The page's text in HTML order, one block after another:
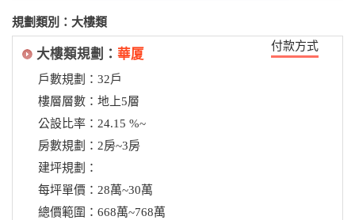
規劃類別：大樓類
付款方式
大樓類規劃： 華厦
戶數規劃：32戶
樓層層數：地上5層
公設比率：24.15 %~
房數規劃：2房~3房
建坪規劃：
每坪單價：28萬~30萬
總價範圍：668萬~768萬